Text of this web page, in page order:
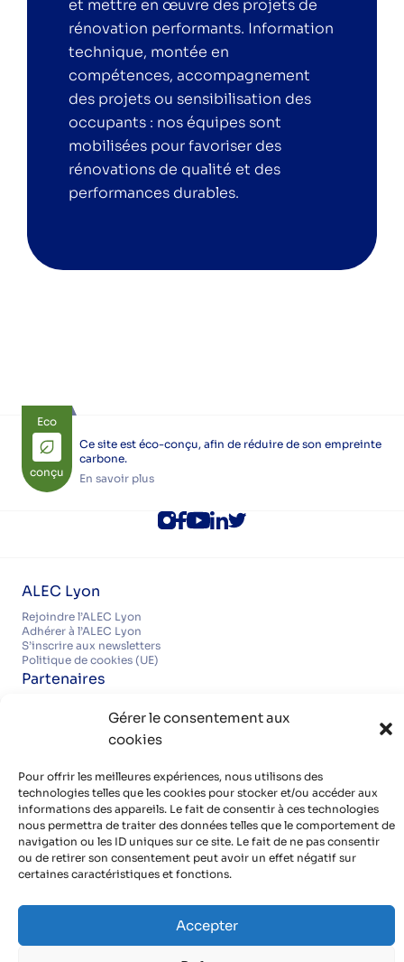
Gérer le consentement aux
cookies
Pour offrir les meilleures expériences, nous utilisons des
technologies telles que les cookies pour stocker et/ou accéder aux
informations des appareils. Le fait de consentir à ces technologies
nous permettra de traiter des données telles que le comportement de
navigation ou les ID uniques sur ce site. Le fait de ne pas consentir
ou de retirer son consentement peut avoir un effet négatif sur
certaines caractéristiques et fonctions.
Accepter
et mettre en œuvre des projets de
rénovation performants. Information
technique, montée en
compétences, accompagnement
des projets ou sensibilisation des
occupants : nos équipes sont
mobilisées pour favoriser des
rénovations de qualité et des
performances durables.
Eco
conçu
Ce site est éco-conçu, afin de réduire de son empreinte
carbone.
En savoir plus
ALEC Lyon
Rejoindre l’ALEC Lyon
Adhérer à l’ALEC Lyon
S’inscrire aux newsletters
Politique de cookies (UE)
Partenaires
Infos pratiques
Mentions légales
Contact
Organisme de formation certifié QUALIOPI
Avec le soutien de
English page